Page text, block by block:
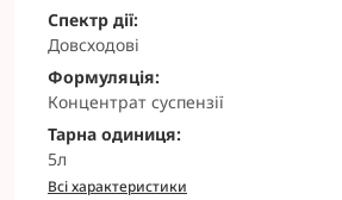
Спектр дії:
Довсходові
Формуляція:
Концентрат суспензії
Тарна одиниця:
5л
Всі характеристики